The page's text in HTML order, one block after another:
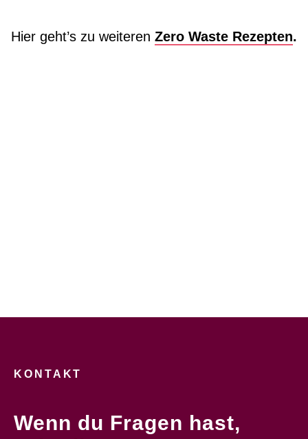
Hier geht’s zu weiteren Zero Waste Rezepten.
KONTAKT
Wenn du Fragen hast,